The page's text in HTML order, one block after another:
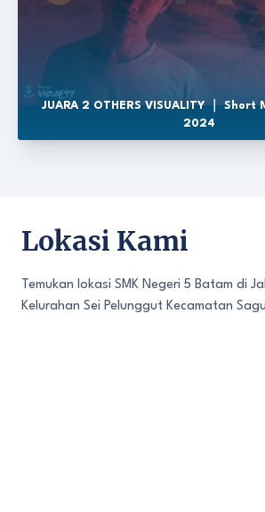
JUARA 2 OTHERS VISUALITY ｜ Short
2024
Lokasi Kami
Temukan lokasi SMK Negeri 5 Batam di
Kelurahan Sei Pelunggut Kecamatan